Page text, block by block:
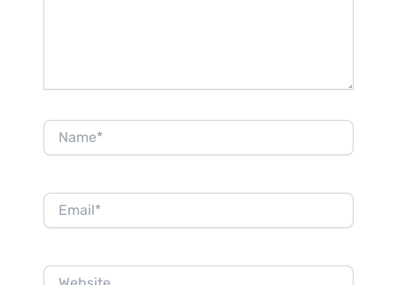
Name*
Email*
Website